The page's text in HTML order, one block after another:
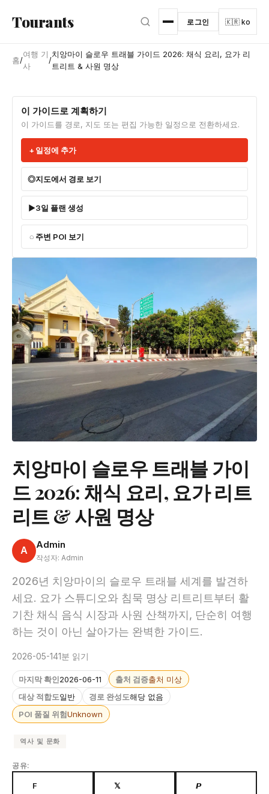
Tourants 로그인 🇰🇷 ko
홈/
여행 기
사
/
치앙마이 슬로우 트래블 가이드 2026: 채식 요리, 요가 리
트리트 & 사원 명상
이 가이드로 계획하기
이 가이드를 경로, 지도 또는 편집 가능한 일정으로 전환하세요.
일정에 추가
지도에서 경로 보기
3일 플랜 생성
주변 POI 보기
치앙마이 슬로우 트래블 가이
드 2026: 채식 요리, 요가 리트
리트 & 사원 명상
A Admin
작성자: Admin
2026년 치앙마이의 슬로우 트래블 세계를 발견하
세요. 요가 스튜디오와 침묵 명상 리트리트부터 활
기찬 채식 음식 시장과 사원 산책까지, 단순히 여행
하는 것이 아닌 살아가는 완벽한 가이드.
2026-05-141분 읽기
마지막 확인2026-06-11 출처 검증출처 미상
대상 적합도일반 경로 완성도해당 없음
POI 품질 위험Unknown
역사 및 문화
공유:
F 𝕏 𝙋